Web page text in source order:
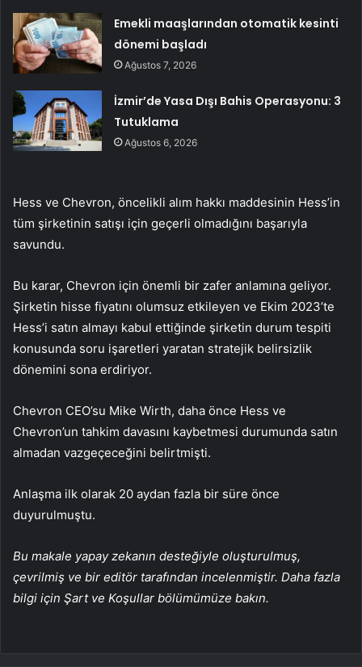
Emekli maaşlarından otomatik kesinti
dönemi başladı
Ağustos 7, 2026
İzmir’de Yasa Dışı Bahis Operasyonu: 3
Tutuklama
Ağustos 6, 2026
Hess ve Chevron, öncelikli alım hakkı maddesinin Hess’in
tüm şirketinin satışı için geçerli olmadığını başarıyla
savundu.
Bu karar, Chevron için önemli bir zafer anlamına geliyor.
Şirketin hisse fiyatını olumsuz etkileyen ve Ekim 2023’te
Hess’i satın almayı kabul ettiğinde şirketin durum tespiti
konusunda soru işaretleri yaratan stratejik belirsizlik
dönemini sona erdiriyor.
Chevron CEO’su Mike Wirth, daha önce Hess ve
Chevron’un tahkim davasını kaybetmesi durumunda satın
almadan vazgeçeceğini belirtmişti.
Anlaşma ilk olarak 20 aydan fazla bir süre önce
duyurulmuştu.
Bu makale yapay zekanın desteğiyle oluşturulmuş,
çevrilmiş ve bir editör tarafından incelenmiştir. Daha fazla
bilgi için Şart ve Koşullar bölümümüze bakın.